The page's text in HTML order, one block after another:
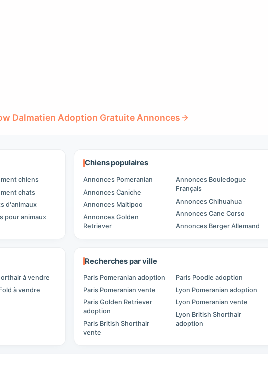
Dalmatien Adoption Gratuite Annonces
chiens
chats
d'animaux
pour animaux
Chiens populaires
Annonces Pomeranian
Annonces Caniche
Annonces Maltipoo
Annonces Golden
Retriever
Annonces Bouledogue
Français
Annonces Chihuahua
Annonces Cane Corso
Annonces Berger Allemand
à vendre
à vendre
Recherches par ville
Paris Pomeranian adoption
Paris Pomeranian vente
Paris Golden Retriever
adoption
Paris British Shorthair
vente
Paris Poodle adoption
Lyon Pomeranian adoption
Lyon Pomeranian vente
Lyon British Shorthair
adoption